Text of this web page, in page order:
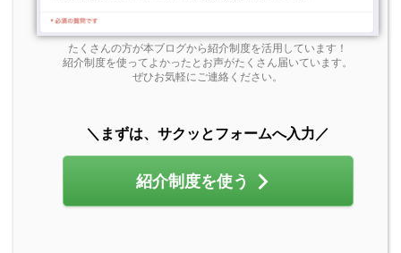
たくさんの方が本ブログから紹介制度を活用しています！
紹介制度を使ってよかったとお声がたくさん届いています。
ぜひお気軽にご連絡ください。
＼まずは、サクッとフォームへ入力／
紹介制度を使う